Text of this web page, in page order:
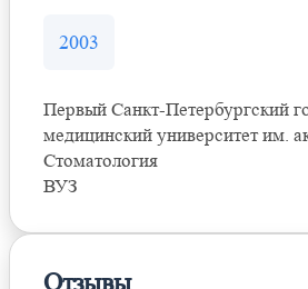
2003
Первый Санкт-Петербургский
медицинский университет им.
Стоматология
ВУЗ
Отзывы